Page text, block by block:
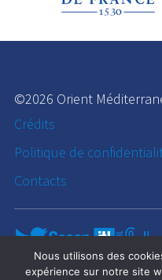
©2026 Orient
Crédits
Politique de
Contacts
Nous utilisons des
expérience sur notre site